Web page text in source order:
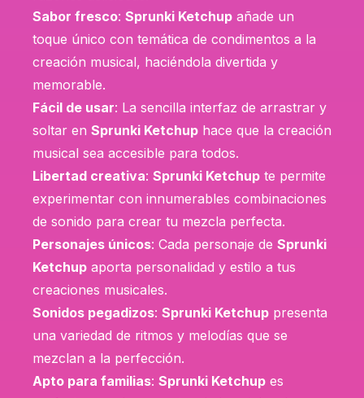
Sabor fresco: Sprunki Ketchup añade un
toque único con temática de condimentos a la
creación musical, haciéndola divertida y
memorable.
Fácil de usar: La sencilla interfaz de arrastrar y
soltar en Sprunki Ketchup hace que la creación
musical sea accesible para todos.
Libertad creativa: Sprunki Ketchup te permite
experimentar con innumerables combinaciones
de sonido para crear tu mezcla perfecta.
Personajes únicos: Cada personaje de Sprunki
Ketchup aporta personalidad y estilo a tus
creaciones musicales.
Sonidos pegadizos: Sprunki Ketchup presenta
una variedad de ritmos y melodías que se
mezclan a la perfección.
Apto para familias: Sprunki Ketchup es